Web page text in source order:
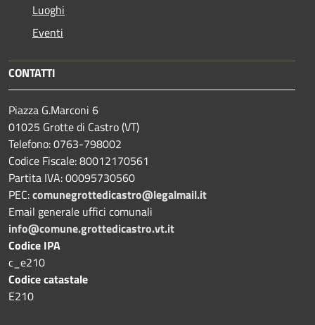
Luoghi
Eventi
CONTATTI
Piazza G.Marconi 6
01025 Grotte di Castro (VT)
Telefono: 0763-798002
Codice Fiscale: 80012170561
Partita IVA: 00095730560
PEC:comunegrottedicastro@legalmail.it
Email generale uffici comunali
info@comune.grottedicastro.vt.it
Codice IPA
c_e210
Codice catastale
E210